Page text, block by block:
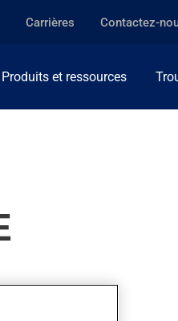
Carrières Contactez-
Produits et ressources